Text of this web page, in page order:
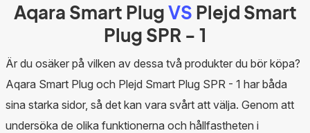
Aqara Smart PlugVS Plejd Smart
Plug SPR - 1
Är du osäker på vilken av dessa två produkter du bör köpa?
Aqara Smart Plug och Plejd Smart Plug SPR - 1 har båda
sina starka sidor, så det kan vara svårt att välja. Genom att
undersöka de olika funktionerna och hållfastheten i